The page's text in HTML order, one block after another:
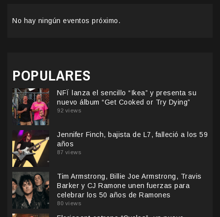
No hay ningún eventos próximo.
POPULARES
NFÏ lanza el sencillo “Ikea” y presenta su
nuevo álbum “Get Cooked or Try Dying”
92 views
Jennifer Finch, bajista de L7, falleció a los 59
años
87 views
Tim Armstrong, Billie Joe Armstrong, Travis
Barker y CJ Ramone unen fuerzas para
celebrar los 50 años de Ramones
80 views